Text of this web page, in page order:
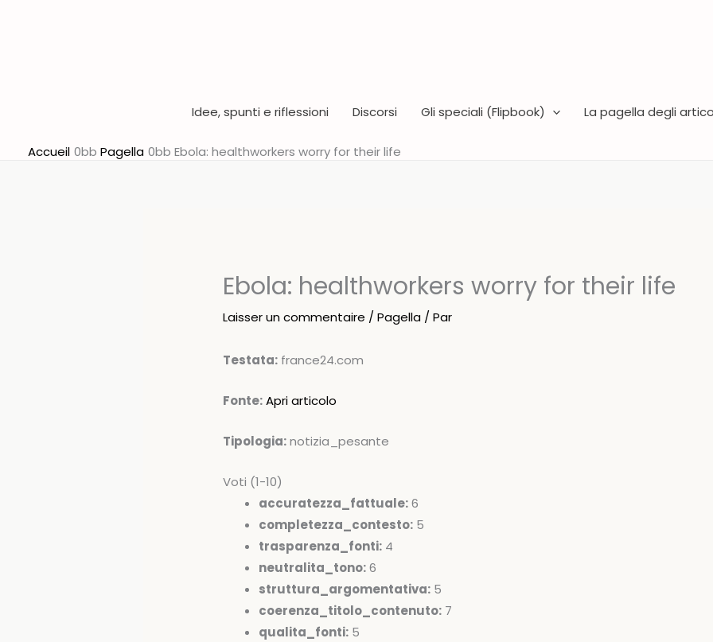
Idee, spunti e riflessioni Discorsi Gli speciali (Flipbook) La pagella degli
Accueil Pagella Ebola: healthworkers worry for their life
Ebola: healthworkers worry for their life
Laisser un commentaire /Pagella / Par
Testata: france24.com
Fonte:Apri articolo
Tipologia:notizia_pesante
Voti (1-10)
accuratezza_fattuale:6
completezza_contesto: 5
trasparenza_fonti: 4
neutralita_tono:6
struttura_argomentativa: 5
coerenza_titolo_contenuto: 7
qualita_fonti: 5